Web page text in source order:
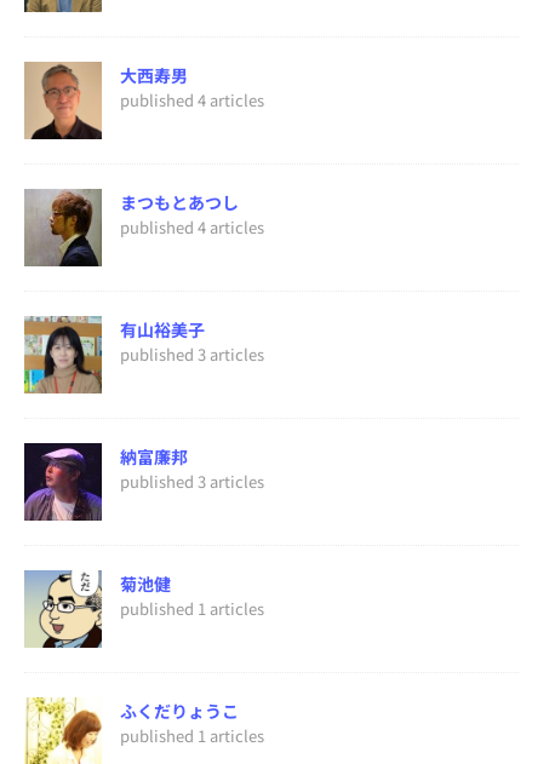
大西寿男
published 4 articles
まつもとあつし
published 4 articles
有山裕美子
published 3 articles
納富廉邦
published 3 articles
菊池健
published 1 articles
ふくだりょうこ
published 1 articles